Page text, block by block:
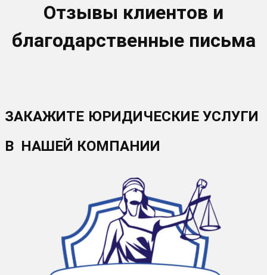
Отзывы клиентов и
благодарственные письма
ЗАКАЖИТЕ ЮРИДИЧЕСКИЕ УСЛУГИ
В НАШЕЙ КОМПАНИИ